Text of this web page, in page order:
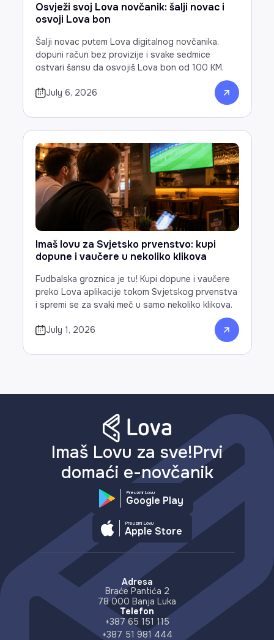
Osvježi svoj Lova novčanik: šalji novac i
osvoji Lova bon
Šalji novac putem Lova digitalnog novčanika,
dopuni račun bez provizije i svake sedmice
ostvari šansu da osvojiš Lova bon od 100 KM.
July 6, 2026
Imaš lovu za Svjetsko prvenstvo: kupi
dopune i vaučere u nekoliko klikova
Fudbalska groznica je tu! Kupi dopune i vaučere
preko Lova aplikacije tokom Svjetskog prvenstva
i spremi se za svaki meč u samo nekoliko klikova.
July 1, 2026
Imaš Lovu za sve!Prvi
domaći e-novčanik
Preuzmi Lovu
Google Play
Preuzmi Lovu
Apple Store
Adresa
Braće Pantića 2
78 000 Banja Luka
Telefon
+387 65 151 115
+387 51 981 444